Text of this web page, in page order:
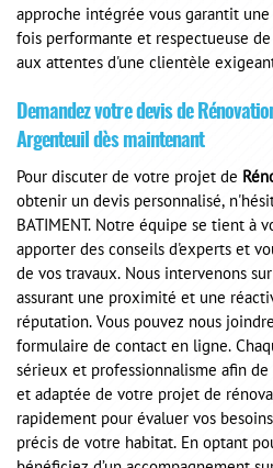
approche intégrée vous garantit
fois performante et respectueuse
aux attentes d'une clientèle
Demandez votre devis de
Argenteuil dès maintenant
Pour discuter de votre projet de
obtenir un devis personnalisé,
BATIMENT. Notre équipe se tient à
apporter des conseils d'experts et
de vos travaux. Nous intervenons
assurant une proximité et une
réputation. Vous pouvez nous
formulaire de contact en ligne.
sérieux et professionnalisme afin
et adaptée de votre projet de
rapidement pour évaluer vos
précis de votre habitat. En optant